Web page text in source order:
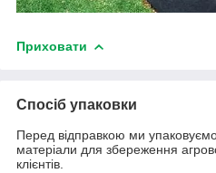
Приховати
Спосіб упаковки
Перед відправкою ми
матеріали для збереження
клієнтів.